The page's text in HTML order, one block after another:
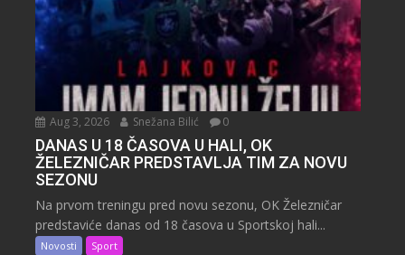
Aug 3, 2026 Snežana Bilić 0
DANAS U 18 ČASOVA U HALI, OK
ŽELEZNIČAR PREDSTAVLJA TIM ZA NOVU
SEZONU
Na prvom treningu pred novu sezonu, OK Železničar
predstaviće danas od 18 časova u Sportskoj hali...
Novosti Sport